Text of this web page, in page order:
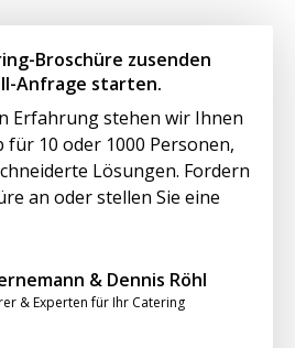
Broschüre zusenden
Anfrage starten.
Erfahrung stehen wir Ihnen
für 10 oder 1000 Personen,
Lösungen. Fordern
an oder stellen Sie eine
& Dennis Röhl
& Experten für Ihr Catering